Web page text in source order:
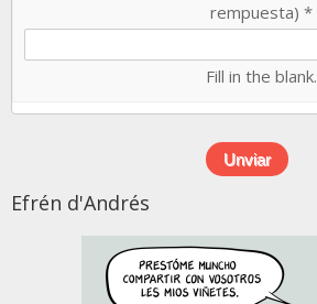
rempuesta) *
Fill in the blank.
Efrén d'Andrés